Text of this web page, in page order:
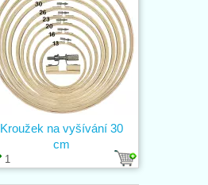
1
Kroužek na vyšívání 30
cm